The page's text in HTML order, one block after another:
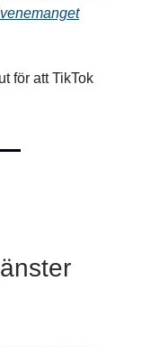
för att TikTok